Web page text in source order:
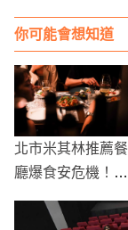
你可能會想知道
北市米其林推薦餐
廳爆食安危機！老
逾40人上吐下